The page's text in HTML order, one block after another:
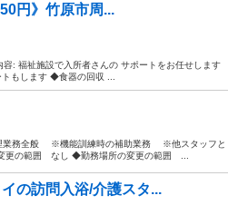
円》竹原市周...
: 福祉施設で入所者さんの サポートをお任せします
もします ◆食器の回収 ...
業務全般 ※機能訓練時の補助業務 ※他スタッフと
更の範囲 なし ◆勤務場所の変更の範囲 ...
の訪問入浴/介護スタ...